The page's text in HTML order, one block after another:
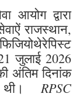
आयोग द्वारा
राजस्थान,
जुलाई 2026
अंतिम दिनांक
थी। RPSC